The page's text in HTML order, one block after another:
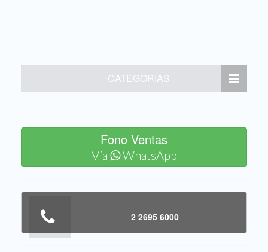
CATEGORIAS
Fono Ventas
Vía WhatsApp
2 2695 6000